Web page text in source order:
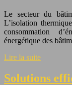
Le secteur du
L’isolation
consommation
énergétique des
Lire la suite
Solutions